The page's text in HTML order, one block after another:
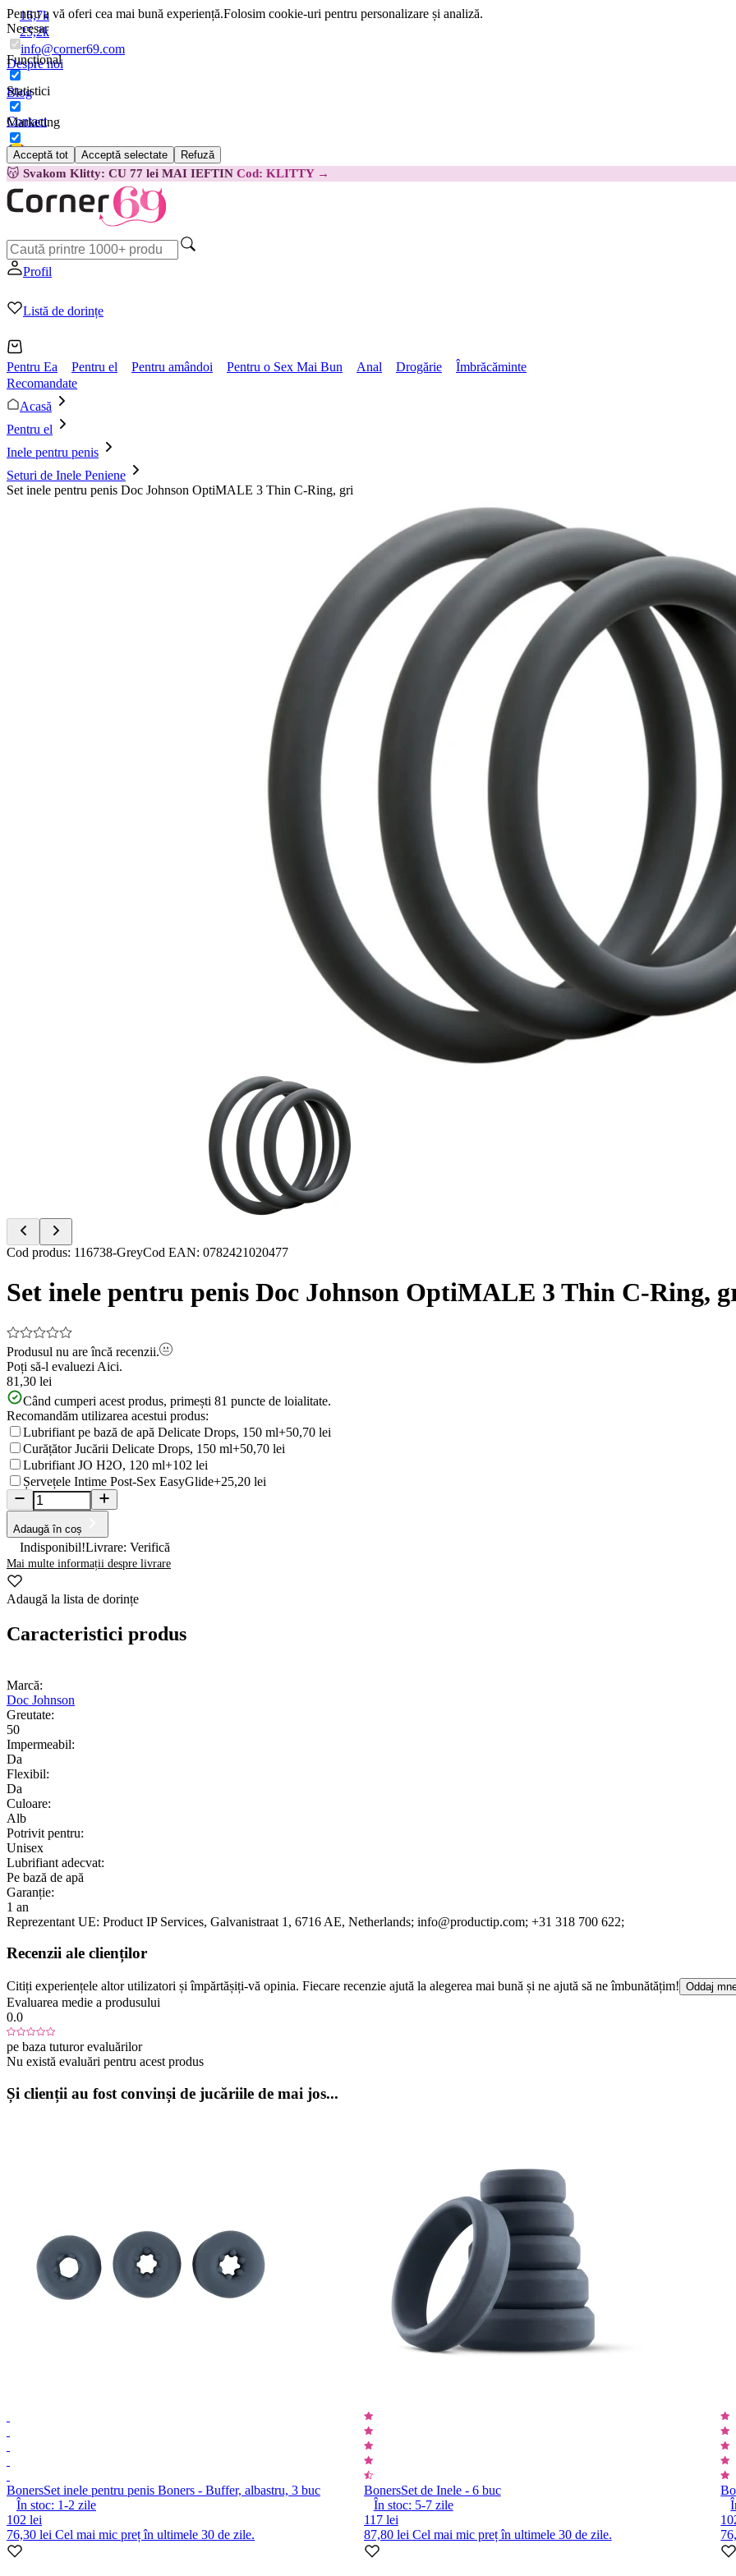
Pentru a vă oferi cea mai bună experiență.Folosim cookie-uri pentru personalizare și analiză.
Necesar
Funcțional
Statistici
Marketing
Acceptă tot Acceptă selectate Refuză
16,7k
25,2k
info@corner69.com
Despre noi
Blog
Contact
Română
😽 Svakom Klitty: CU 77 lei MAI IEFTIN Cod: KLITTY →
Profil
Listă de dorințe
Pentru Ea Pentru el Pentru amândoi Pentru o Sex Mai Bun Anal Drogărie
Îmbrăcăminte
Recomandate
Acasă
Pentru el
Inele pentru penis
Seturi de Inele Peniene
Set inele pentru penis Doc Johnson OptiMALE 3 Thin C-Ring, gri
Item
of
2
Cod produs: 116738-GreyCod EAN: 0782421020477
Set inele pentru penis Doc Johnson OptiMALE 3 Thin C-Ring,
Produsul nu are încă recenzii.
Poți să-l evaluezi Aici.
81,30 lei
Când cumperi acest produs, primești 81 puncte de loialitate.
Recomandăm utilizarea acestui produs:
Lubrifiant pe bază de apă Delicate Drops, 150 ml+50,70 lei
Curățător Jucării Delicate Drops, 150 ml+50,70 lei
Lubrifiant JO H2O, 120 ml+102 lei
Șervețele Intime Post-Sex EasyGlide+25,20 lei
Adaugă în coș
Indisponibil!Livrare: Verifică
Mai multe informații despre livrare
Adaugă la lista de dorințe
Caracteristici produs
Marcă:
Doc Johnson
Greutate:
50
Impermeabil:
Da
Flexibil:
Da
Culoare:
Alb
Potrivit pentru:
Unisex
Lubrifiant adecvat:
Pe bază de apă
Garanție:
1 an
Reprezentant UE: Product IP Services, Galvanistraat 1 , 6716 AE, Netherlands; info@productip.com; +31 318 700 622;
Recenzii ale clienților
Citiți experiențele altor utilizatori și împărtășiți-vă opinia. Fiecare recenzie ajută la alegerea mai bună și ne ajută să ne îmbunătățim! Oddaj
Evaluarea medie a produsului
0.0
pe baza tuturor evaluărilor
Nu există evaluări pentru acest produs
Și clienții au fost convinși de jucăriile de mai jos...
BonersSet inele pentru penis Boners - Buffer, albastru, 3 buc
În stoc: 1-2 zile
102 lei
76,30 lei Cel mai mic preț în ultimele 30 de zile.
BonersSet de Inele - 6 buc
În stoc: 5-7 zile
117 lei
87,80 lei Cel mai mic preț în ultimele 30 de zile.